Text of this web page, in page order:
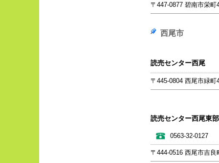
〒447-0877 碧南市栄町
西尾市
読売センター西尾
〒445-0804 西尾市緑町
読売センター西尾東部
0563-32-0127
〒444-0516 西尾市吉良